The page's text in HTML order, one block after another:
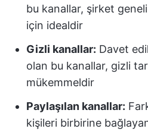
bu kanallar, şirket
için idealdir
Gizli kanallar: Davet
olan bu kanallar, gizli
mükemmeldir
Paylaşılan kanallar:
kişileri birbirine